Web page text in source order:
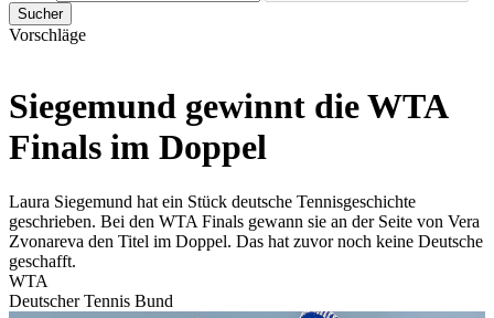
Sucher
Vorschläge
Siegemund gewinnt die WTA
Finals im Doppel
Laura Siegemund hat ein Stück deutsche Tennisgeschichte
geschrieben. Bei den WTA Finals gewann sie an der Seite von Vera
Zvonareva den Titel im Doppel. Das hat zuvor noch keine Deutsche
geschafft.
WTA
Deutscher Tennis Bund